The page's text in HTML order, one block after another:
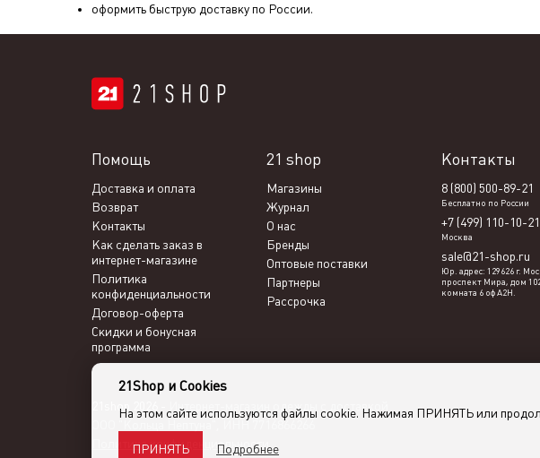
оформить быструю доставку по России.
21 shop
Магазины
Журнал
О нас
Бренды
Оптовые поставки
Партнеры
Рассрочка
Помощь
Доставка и оплата
Возврат
Контакты
Как сделать заказ в
интернет-магазине
Политика
конфиденциальности
Договор-оферта
Скидки и бонусная
программа
Контакты
8 (800) 500-89-21
Бесплатно по России
+7 (499) 110-10-21
Москва
sale@21-shop.ru
Юр. адрес: 129626 г.
проспект Мира, дом
комната 6 оф А2Н.
21shop 2026 -
Интернет-магазин одежды с доставкой
ООО "Кольца Нептуна", ИНН 7716866266
Политика конфиденциальности
21Shop и Cookies
На этом сайте используются файлы cookie. Нажимая ПРИНЯТЬ или
ПРИНЯТЬ Подробнее